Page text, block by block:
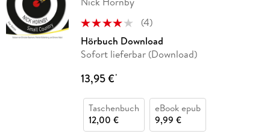
(4)
Hörbuch Download
Sofort lieferbar (Download)
13,95 €*
Taschenbuch
12,00 €
eBook epub
9,99 €